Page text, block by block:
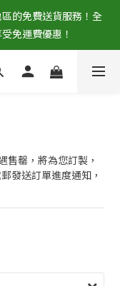
的免費送貨服務！全
免運費優惠！
售罄，將為您訂製，
發送訂單進度通知，